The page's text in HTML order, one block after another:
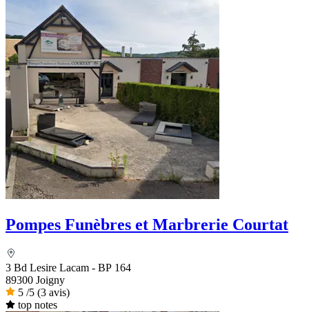
Pompes Funèbres et Marbrerie Courtat
3 Bd Lesire Lacam - BP 164
89300 Joigny
5 /5 (3 avis)
top notes